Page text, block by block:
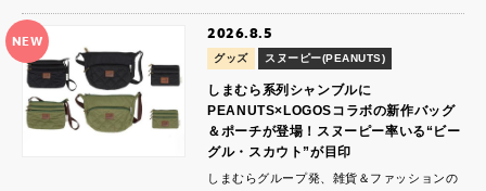
NEW 2026.8.5
グッズ スヌーピー(PEANUTS)
しまむら系列シャンブルに
PEANUTS×LOGOSコラボの新作バッグ
＆ポーチが登場！スヌーピー率いる“ビー
グル・スカウト”が目印
しまむらグループ発、雑貨＆ファッションの